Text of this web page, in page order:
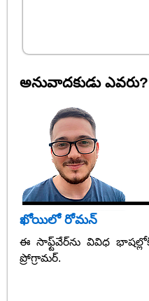
అనువాదకుడు ఎవరు?
ఖోయిలో రోమన్
ఈ సాఫ్ట్‌వేర్‌ను వివిధ
ప్రోగ్రామర్.